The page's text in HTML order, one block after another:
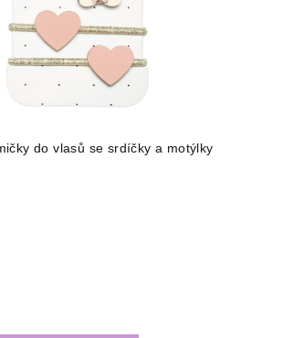
do vlasů se srdíčky a motýlky